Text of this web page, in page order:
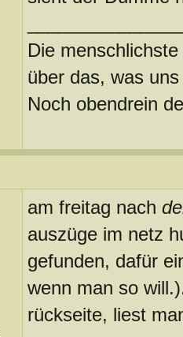
Die
über das, was
Noch obendrein
am freitag nach
auszüge im netz
gefunden, dafür
wenn man so
rückseite, liest